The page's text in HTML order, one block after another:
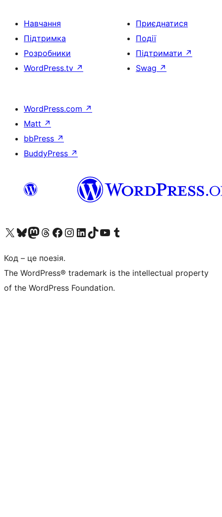
Навчання
Підтримка
Розробники
WordPress.tv ↗
Приєднатися
Події
Підтримати ↗
Swag ↗
WordPress.com ↗
Matt ↗
bbPress ↗
BuddyPress ↗
Visit our X (formerly Twitter) account
Visit our Bluesky account
Завітайте до нашої стрічки в Mastodon
Visit our Threads account
Завітайте на нашу сторінку в Facebook
Visit our Instagram account
Visit our LinkedIn account
Visit our TikTok account
Visit our YouTube channel
Visit our Tumblr account
Код – це поезія.
The WordPress® trademark is the intellectual property
of the WordPress Foundation.